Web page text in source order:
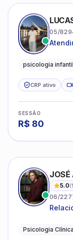
05/
psicologia infantil
CRP ativo
SESSÃO
R$ 80
JOSÉ
5.0(1
06/
Psicologia Clínica